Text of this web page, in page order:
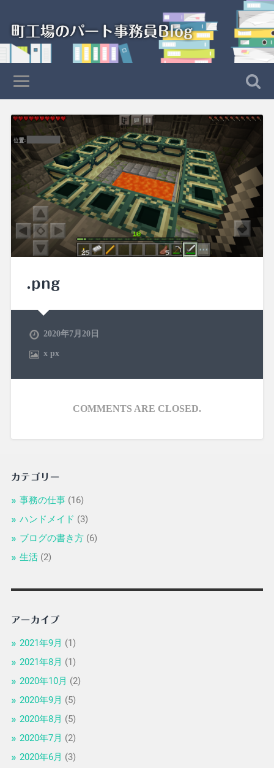
町工場のパート事務員Blog
.png
2020年7月20日
xpx
COMMENTS ARE CLOSED.
カテゴリー
事務の仕事(16)
ハンドメイド (3)
ブログの書き方(6)
生活(2)
アーカイブ
2021年9月 (1)
2021年8月 (1)
2020年10月 (2)
2020年9月 (5)
2020年8月 (5)
2020年7月 (2)
2020年6月 (3)